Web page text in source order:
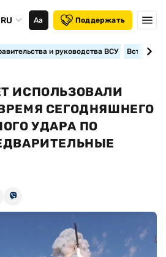
RU Аа Поддержать
и руководства ВСУ
ИСПОЛЬЗОВАЛИ
СЕГОДНЯШНЕГО
УДАРА ПО